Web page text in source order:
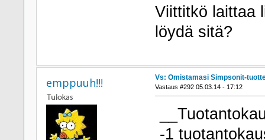
Viittitkö laittaa
löydä sitä?
emppuuh!!! Vs: Omistamasi Simpsonit-
Vastaus #292 05.03.14 - 17:12
-1